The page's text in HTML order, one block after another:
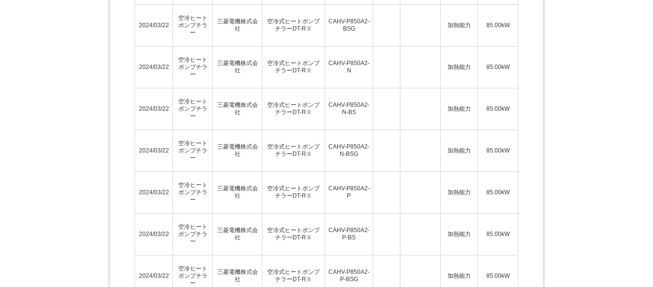
2024/03/22
空冷ヒート
ポンプチラ
ー
三菱電機株式会
社
空冷式ヒートポンプ
チラーDT-RⅡ
CAHV-P850A2-
BSG
加熱能力 85.00kW
2024/03/22
空冷ヒート
ポンプチラ
ー
三菱電機株式会
社
空冷式ヒートポンプ
チラーDT-RⅡ
CAHV-P850A2-
N
加熱能力 85.00kW
2024/03/22
空冷ヒート
ポンプチラ
ー
三菱電機株式会
社
空冷式ヒートポンプ
チラーDT-RⅡ
CAHV-P850A2-
N-BS
加熱能力 85.00kW
2024/03/22
空冷ヒート
ポンプチラ
ー
三菱電機株式会
社
空冷式ヒートポンプ
チラーDT-RⅡ
CAHV-P850A2-
N-BSG
加熱能力 85.00kW
2024/03/22
空冷ヒート
ポンプチラ
ー
三菱電機株式会
社
空冷式ヒートポンプ
チラーDT-RⅡ
CAHV-P850A2-
P
加熱能力 85.00kW
2024/03/22
空冷ヒート
ポンプチラ
ー
三菱電機株式会
社
空冷式ヒートポンプ
チラーDT-RⅡ
CAHV-P850A2-
P-BS
加熱能力 85.00kW
2024/03/22
空冷ヒート
ポンプチラ
ー
三菱電機株式会
社
空冷式ヒートポンプ
チラーDT-RⅡ
CAHV-P850A2-
P-BSG
加熱能力 85.00kW